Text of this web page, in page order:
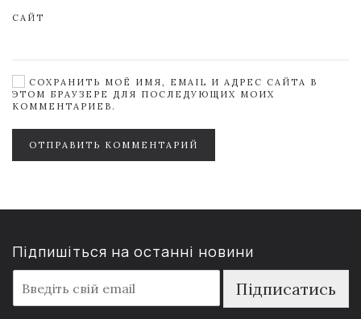
САЙТ
СОХРАНИТЬ МОЁ ИМЯ, EMAIL И АДРЕС САЙТА В
ЭТОМ БРАУЗЕРЕ ДЛЯ ПОСЛЕДУЮЩИХ МОИХ
КОММЕНТАРИЕВ.
ОТПРАВИТЬ КОММЕНТАРИЙ
Підпишіться на останні новини
m
a
Підписатись